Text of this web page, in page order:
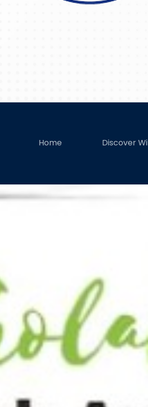
Home Discover